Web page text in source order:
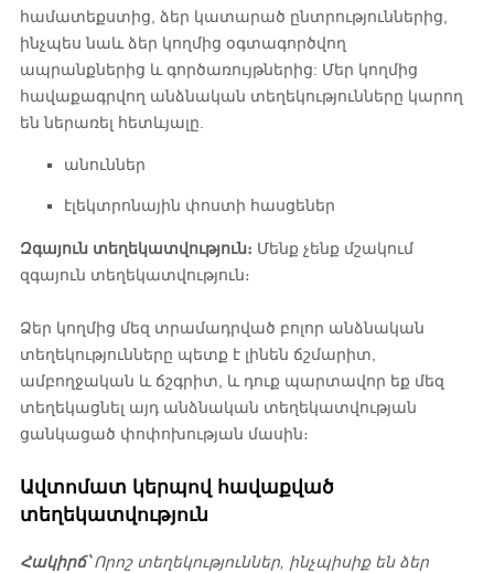
համատեքստից, ձեր կատարած ընտրություններից,
ինչպես նաև ձեր կողմից օգտագործվող
ապրանքներից և գործառույթներից: Մեր կողմից
հավաքագրվող անձնական տեղեկությունները կարող
են ներառել հետևյալը.
անուններ
էլեկտրոնային փոստի հասցեներ
Զգայուն տեղեկատվություն։ Մենք չենք մշակում
զգայուն տեղեկատվություն։
Ձեր կողմից մեզ տրամադրված բոլոր անձնական
տեղեկությունները պետք է լինեն ճշմարիտ,
ամբողջական և ճշգրիտ, և դուք պարտավոր եք մեզ
տեղեկացնել այդ անձնական տեղեկատվության
ցանկացած փոփոխության մասին։
Ավտոմատ կերպով հավաքված
տեղեկատվություն
Հակիրճ՝ Որոշ տեղեկություններ, ինչպիսիք են ձեր